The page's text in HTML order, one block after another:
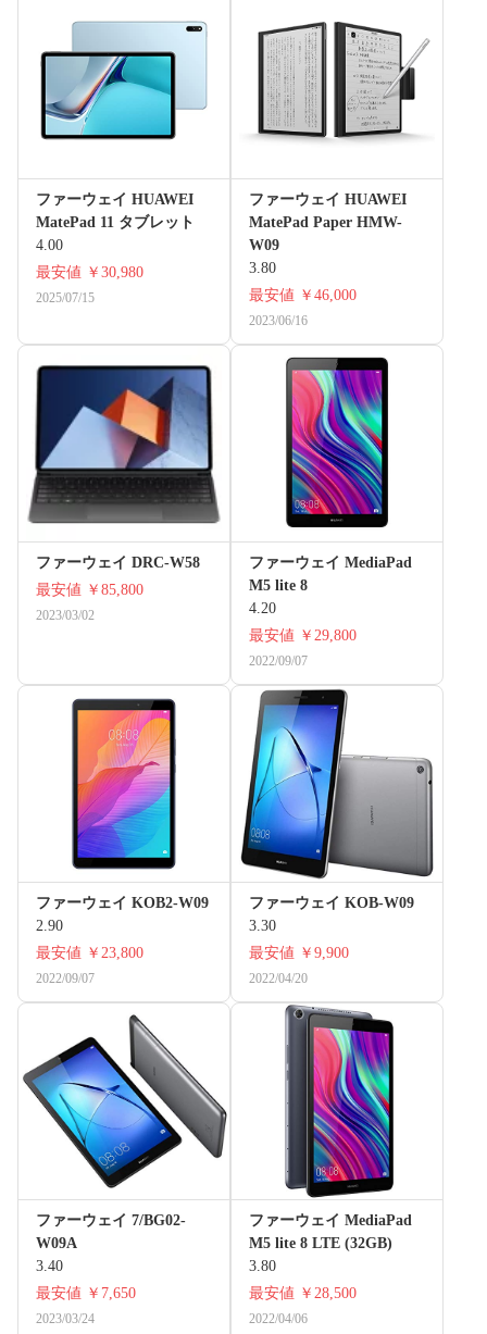
ファーウェイ HUAWEI
MatePad 11 タブレット
4.00
最安値 ￥30,980
2025/07/15
ファーウェイ HUAWEI
MatePad Paper HMW-
W09
3.80
最安値 ￥46,000
2023/06/16
ファーウェイ DRC-W58
最安値 ￥85,800
2023/03/02
ファーウェイ MediaPad
M5 lite 8
4.20
最安値 ￥29,800
2022/09/07
ファーウェイ KOB2-W09
2.90
最安値 ￥23,800
2022/09/07
ファーウェイ KOB-W09
3.30
最安値 ￥9,900
2022/04/20
ファーウェイ 7/BG02-
W09A
3.40
最安値 ￥7,650
2023/03/24
ファーウェイ MediaPad
M5 lite 8 LTE (32GB)
3.80
最安値 ￥28,500
2022/04/06